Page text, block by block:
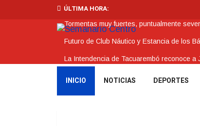
ÚLTIMA HORA:
Tormentas muy fuertes, puntualmente
Futuro de Club Náutico y Estancia de los
La Intendencia de Tacuarembó reconoce
BPS redujo la tasa de interés de todos
INICIO NOTICIAS DEPORTES